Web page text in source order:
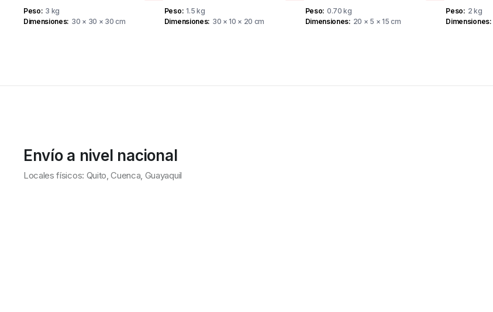
Peso 3 kg
Dimensiones 30 × 30 × 30 cm
Peso 1.5 kg
Dimensiones 30 × 10 × 20 cm
Peso 0.70 kg
Dimensiones 20 × 5 × 15 cm
Peso
2 kg
Dimensiones
Envío a nivel nacional
Locales físicos: Quito, Cuenca, Guayaquil